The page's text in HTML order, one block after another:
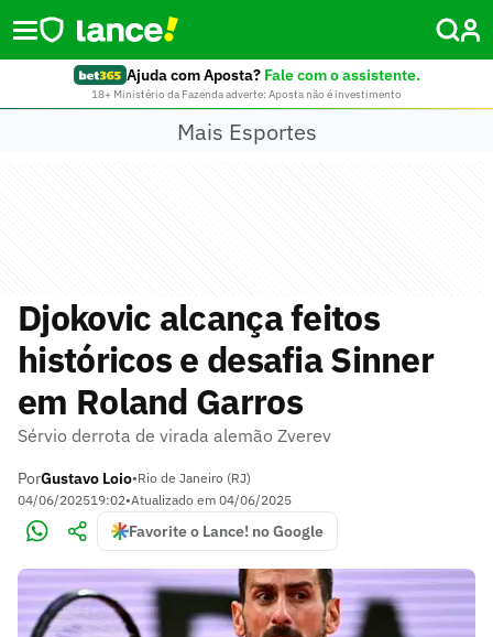
Ajuda com Aposta? Fale com o assistente.
18+ Ministério da Fazenda adverte: Aposta não é investimento
Mais Esportes
Djokovic alcança feitos
históricos e desafia Sinner
em Roland Garros
Sérvio derrota de virada alemão Zverev
PorGustavo Loio•Rio de Janeiro (RJ)
04/06/202519:02•Atualizado em 04/06/2025
Favorite o Lance! no Google